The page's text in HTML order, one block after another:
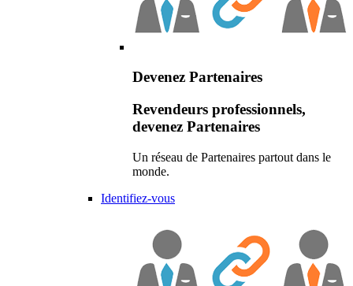
Devenez Partenaires
Revendeurs professionnels,
devenez Partenaires
Un réseau de Partenaires partout dans le
monde.
Identifiez-vous